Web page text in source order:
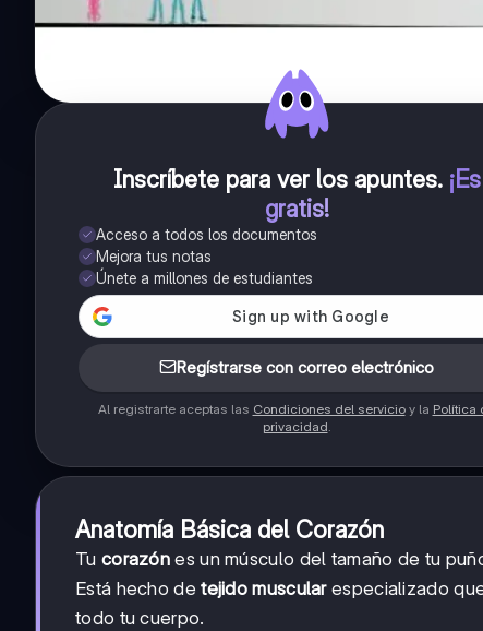
Inscríbete para ver los apuntes. ¡Es
gratis!
Acceso a todos los documentos
Mejora tus notas
Únete a millones de estudiantes
Regístrarse con correo electrónico
Al registrarte aceptas las Condiciones del servicioy la Política
privacidad.
Anatomía Básica del Corazón
Tu corazón es un músculo del tamaño de tu
Está hecho detejido muscularespecializado
todo tu cuerpo.